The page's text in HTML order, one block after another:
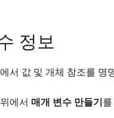
정보
서 값 및 개체 참조를 명
에서 매개 변수 만들기